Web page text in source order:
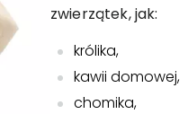
zwierzątek, jak:
królika,
kawii domowej,
chomika,